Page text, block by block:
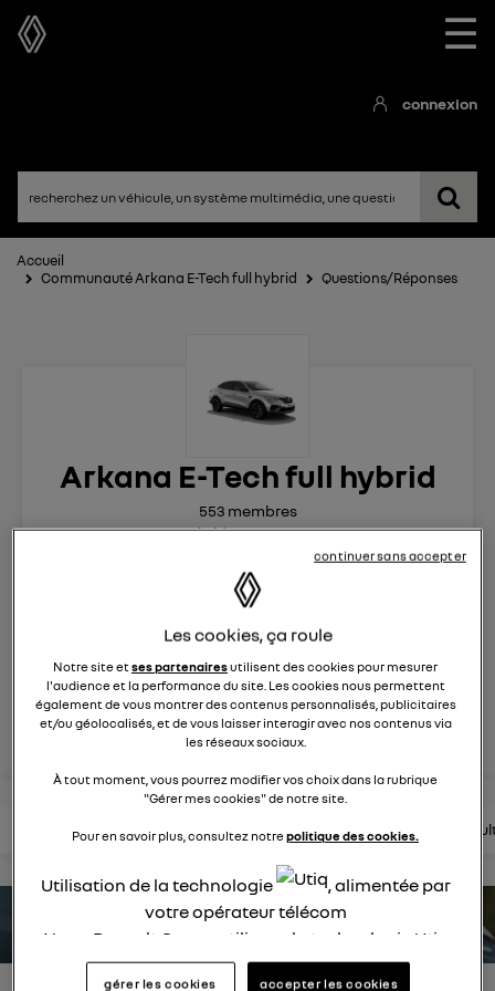
☰
connexion
Accueil
Communauté Arkana E-Tech full hybrid
Questions/Réponses
Arkana E-Tech full hybrid
Hybride RENAULT
553 membres
hybride par nature
posez une question
rejoignez
lire les questions lire les articles consultez la brochure
estimez votre autonomie
Les cookies, ça roule
Notre site etses partenairesutilisent des cookies pour mesurer
l'audience et la performance du site. Les cookies nous permettent
également de vous montrer des contenus personnalisés, publicitaires
et/ou géolocalisés, et de vous laisser interagir avec nos contenus via
les réseaux sociaux.
À tout moment, vous pourrez modifier vos choix dans la rubrique
"Gérer mes cookies" de notre site.
Pour en savoir plus, consultez notrepolitique des cookies.
Utilisation de la technologie
, alimentée par
votre opérateur télécom
Nous, Renault Group, utilisons la technologie Utiq
pour nos activités digitales (telles que décrites
gérer les cookies accepter les cookies
continuer sans accepter